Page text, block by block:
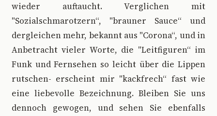
wieder auftaucht. Verglichen mit
"Sozialschmarotzern“, "brauner Sauce“ und
dergleichen mehr, bekannt aus "Corona“, und in
Anbetracht vieler Worte, die "Leitfiguren“ im
Funk und Fernsehen so leicht über die Lippen
rutschen- erscheint mir "kackfrech“ fast wie
eine liebevolle Bezeichnung. Bleiben Sie uns
dennoch gewogen, und sehen Sie ebenfalls